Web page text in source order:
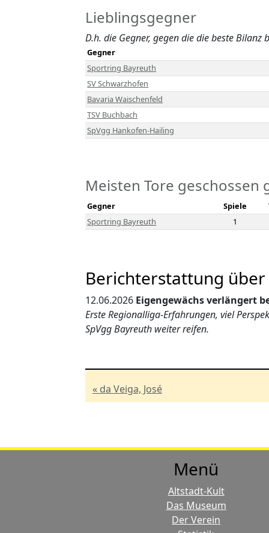
Lieblingsgegner
D.h. die Gegner, gegen die die beste Bilanz
Gegner
Sportring Bayreuth
SV Schwarzhofen
Bavaria Waischenfeld
TSV Buchbach
SpVgg Hankofen-Hailing
Meisten Tore geschossen
Gegner Spiele
Sportring Bayreuth
1
Berichterstattung über
12.06.2026 Eigengewächs verlängert
Erste Regionalliga-Erfahrungen, viel
SpVgg Bayreuth weiter reifen.
« da Veiga, José
Menü
Altstadt-Kult
Das Museum
Der Verein